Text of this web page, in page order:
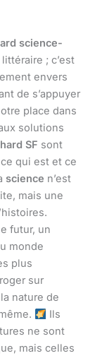
science-
; c’est
envers
de s’appuyer
place dans
solutions
SF sont
qui est et ce
science n’est
mais une
futur, un
monde
plus
sur
nature de
Ils
ne sont
mais celles